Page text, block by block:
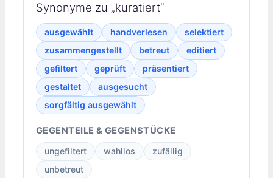
Synonyme zu „kuratiert“
ausgewählt handverlesen
selektiert
zusammengestellt
betreut
editiert
gefiltert
geprüft
präsentiert
gestaltet
ausgesucht
sorgfältig ausgewählt
GEGENTEILE & GEGENSTÜCKE
ungefiltert wahllos
zufällig
unbetreut